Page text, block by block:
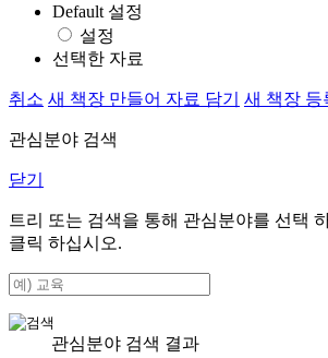
Default 설정
설정
선택한 자료
취소 새 책장 만들어 자료 담기 새 책장 등
관심분야 검색
닫기
트리 또는 검색을 통해 관심분야를 선택
클릭 하십시오.
관심분야 검색 결과